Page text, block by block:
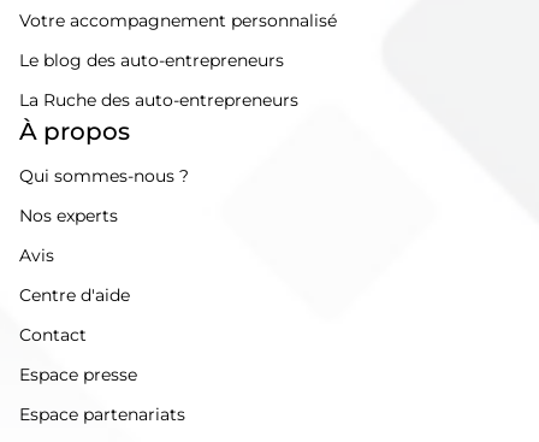
Votre accompagnement personnalisé
Le blog des auto-entrepreneurs
La Ruche des auto-entrepreneurs
À propos
Qui sommes-nous ?
Nos experts
Avis
Centre d'aide
Contact
Espace presse
Espace partenariats